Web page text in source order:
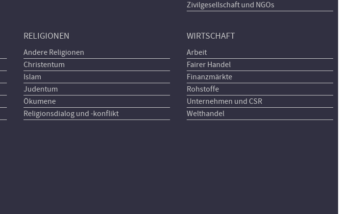
Zivilgesellschaft und NGOs
RELIGIONEN
Andere Religionen
Christentum
Islam
Judentum
Ökumene
Religionsdialog und -konflikt
WIRTSCHAFT
Arbeit
Fairer Handel
Finanzmärkte
Rohstoffe
Unternehmen und CSR
Welthandel